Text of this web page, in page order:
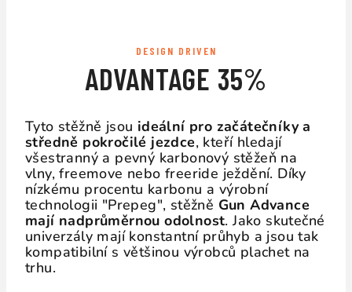
DESIGN DRIVEN
ADVANTAGE 35%
Tyto stěžně jsou ideální pro začátečníky a
středně pokročilé jezdce, kteří hledají
všestranný a pevný karbonový stěžeň na
vlny, freemove nebo freeride ježdění. Díky
nízkému procentu karbonu a výrobní
technologii "Prepeg", stěžně Gun Advance
mají nadprůměrnou odolnost. Jako skutečné
univerzály mají konstantní průhyb a jsou tak
kompatibilní s většinou výrobců plachet na
trhu.